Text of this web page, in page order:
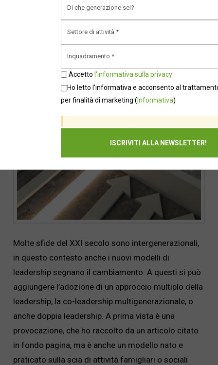
Il futuro della leadership è
Molte sfide del XXI secolo sono intergenerazionali,
in questo contesto anche i nuovi modelli di
leadership segnano il cambiamento. A questi si può
aggiungere l’adozione di un approccio multiplo della
leadership, la co-leadership multigenerazionale, o
anche doppia leadership. A prima vista è una
provocazione, che ho raccolto da un articolo citato
in fondo pagina, ma è anche un modello nato e
praticato sulla scia di attività famigliari o sociali
Accetto l'informativa sulla privacy
Ho letto l'informativa e acconsento al
per finalità di marketing ( Informativa)